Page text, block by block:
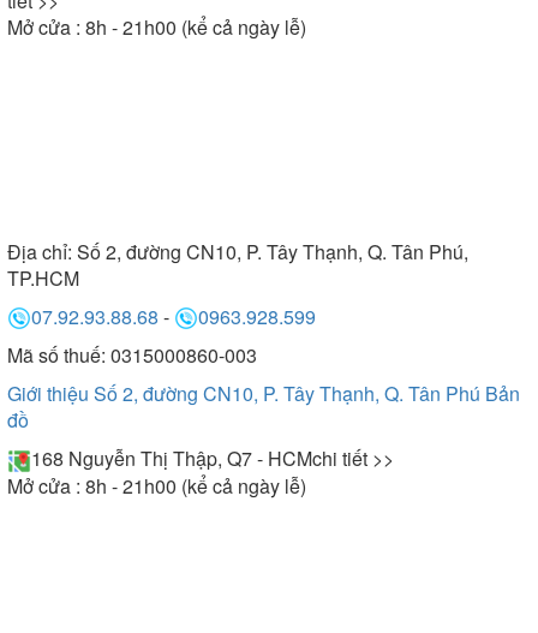
Mở cửa : 8h - 21h00 (kể cả ngày lễ)
Địa chỉ: Số 2, đường CN10, P. Tây Thạnh, Q. Tân Phú,
TP.HCM
07.92.93.88.68 -
0963.928.599
Mã số thuế: 0315000860-003
Giới thiệu Số 2, đường CN10, P. Tây Thạnh, Q. Tân Phú Bản
đồ
168 Nguyễn Thị Thập, Q7 - HCMchi tiết >>
Mở cửa : 8h - 21h00 (kể cả ngày lễ)